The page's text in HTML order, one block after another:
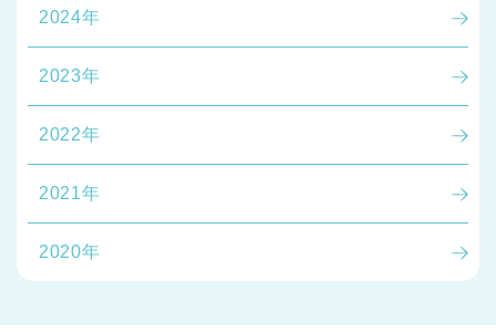
2024年
2023年
2022年
2021年
2020年